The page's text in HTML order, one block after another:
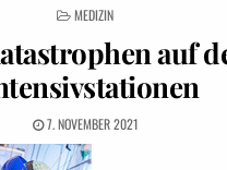
POSTED
MEDIZIN
auf
7. NOVEMBER 2021